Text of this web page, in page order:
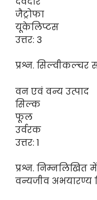
जैट्रोफा
यूकेलिप्टस
उत्तर: 3
प्रश्न. सिल्वीकल्चर
वन एवं वन्य उत्पाद
सिल्क
फूल
उर्वरक
उत्तर: 1
प्रश्न. निम्नलिखित
वन्यजीव अभयारण्य